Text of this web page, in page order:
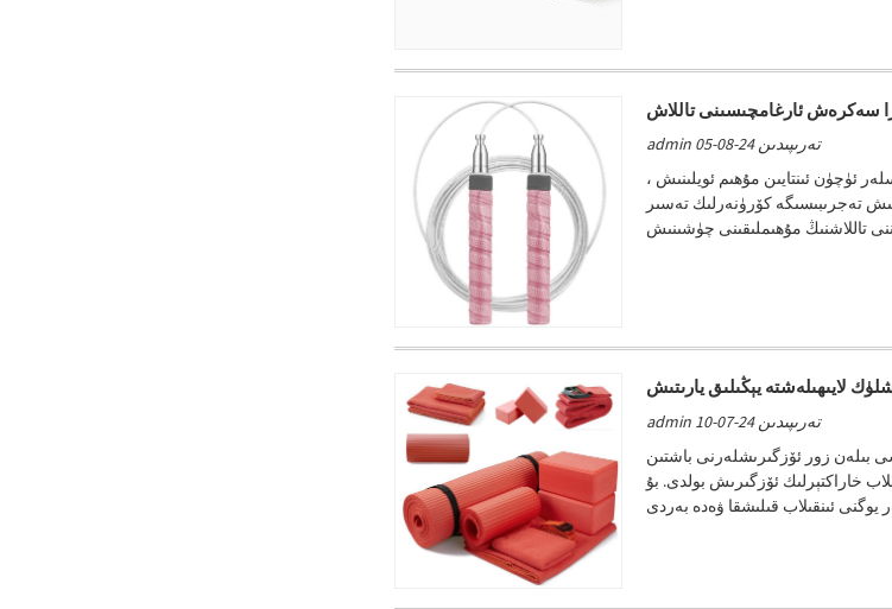
سەكرەش ئارغامچىسىنى تاللاش
admin تەرىپىدىن 24-08-05
ئۈچۈن ئىنتايىن مۇھىم ئويلىنىش ،
تەجرىبىسىگە كۆرۈنەرلىك تەسىر
لايىھىلەشتە يېڭىلىق يارىتىش
admin تەرىپىدىن 24-07-10
بىلەن زور ئۆزگىرىشلەرنى باشتىن
خاراكتېرلىك ئۆزگىرىش بولدى. بۇ